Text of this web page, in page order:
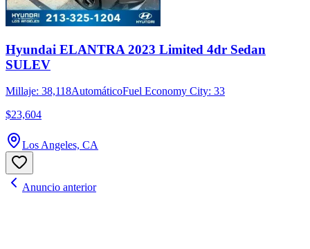
Hyundai ELANTRA 2023 Limited 4dr Sedan
SULEV
Millaje: 38,118AutomáticoFuel Economy City: 33
$23,604
Los Angeles, CA
Anuncio anterior